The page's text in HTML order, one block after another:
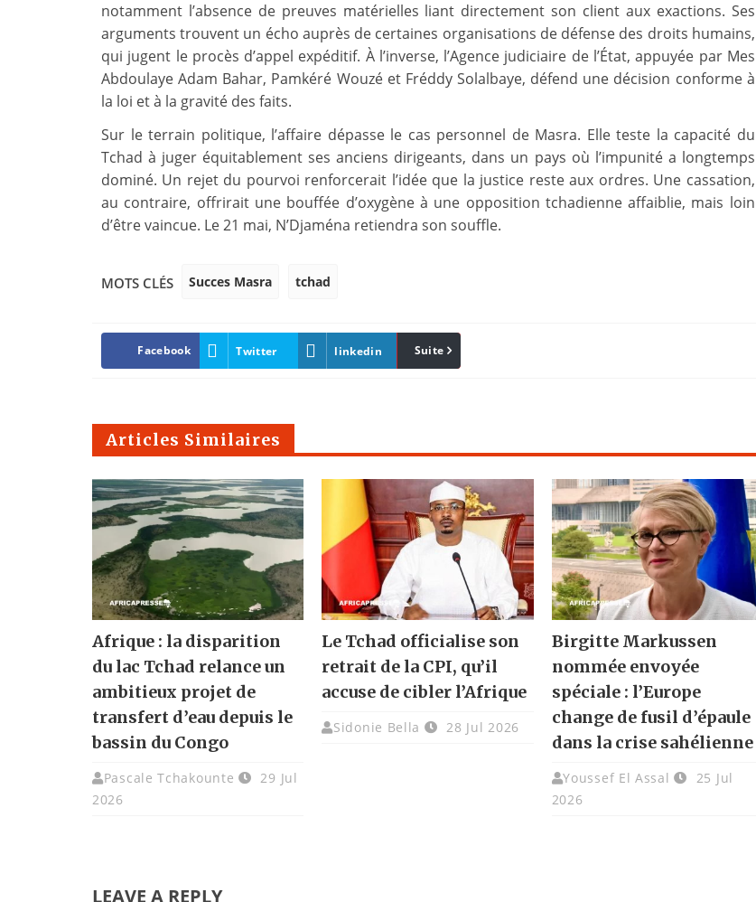
notamment l’absence de preuves matérielles liant directement son client aux exactions. Ses
arguments trouvent un écho auprès de certaines organisations de défense des droits humains,
qui jugent le procès d’appel expéditif. À l’inverse, l’Agence judiciaire de l’État, appuyée par Mes
Abdoulaye Adam Bahar, Pamkéré Wouzé et Fréddy Solalbaye, défend une décision conforme à
la loi et à la gravité des faits.
Sur le terrain politique, l’affaire dépasse le cas personnel de Masra. Elle teste la capacité du
Tchad à juger équitablement ses anciens dirigeants, dans un pays où l’impunité a longtemps
dominé. Un rejet du pourvoi renforcerait l’idée que la justice reste aux ordres. Une cassation,
au contraire, offrirait une bouffée d’oxygène à une opposition tchadienne affaiblie, mais loin
d’être vaincue. Le 21 mai, N’Djaména retiendra son souffle.
MOTS CLÉS Succes Masra tchad
Facebook Twitter linkedin Pinterest
Suite
Articles Similaires
Afrique : la disparition
du lac Tchad relance un
ambitieux projet de
transfert d’eau depuis le
bassin du Congo
Pascale Tchakounte
29 Jul
2026
Le Tchad officialise son
retrait de la CPI, qu’il
accuse de cibler l’Afrique
Sidonie Bella 28 Jul 2026
Birgitte Markussen
nommée envoyée
spéciale : l’Europe
change de fusil d’épaule
dans la crise sahélienne
Youssef El Assal
25 Jul
2026
LEAVE A REPLY